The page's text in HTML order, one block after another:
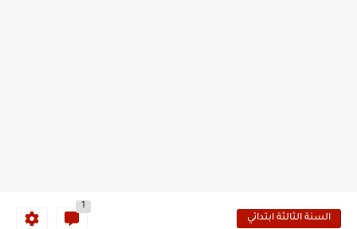
السنة الثالثة ابتدائي
1